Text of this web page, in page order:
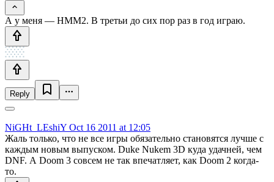
А у меня — HMM2. В третьи до сих пор раз в год играю.
Reply
NiGHt_LEshiY Oct 16 2011 at 12:05
Жаль только, что не все игры обязательно становятся лучше с
каждым новым выпуском. Duke Nukem 3D куда удачней, чем
DNF. А Doom 3 совсем не так впечатляет, как Doom 2 когда-
то.